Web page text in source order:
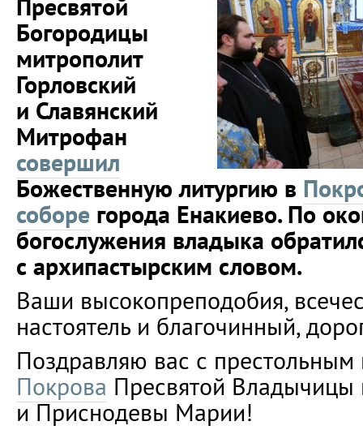
Пресвятой
Богородицы
митрополит
Горловский
и Славянский
Митрофан
совершил
Божественную литургию в
соборе города Енакиево. По
богослужения владыка
с архипастырским словом.
Ваши высокопреподобия,
настоятель и благочинный,
Поздравляю вас с престольным
Покрова Пресвятой
и Приснодевы Марии!